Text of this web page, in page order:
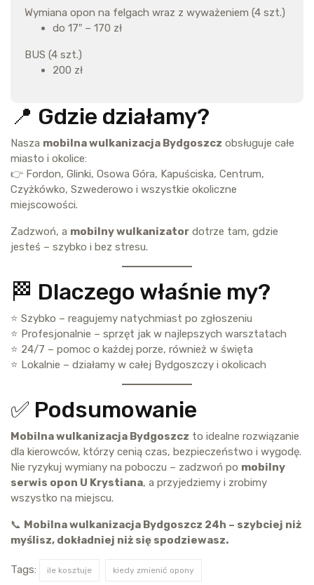
Wymiana opon na felgach wraz z wyważeniem (4 szt.)
do 17″ – 170 zł
BUS (4 szt.)
200 zł
📍 Gdzie działamy?
Nasza mobilna wulkanizacja Bydgoszcz obsługuje całe
miasto i okolice:
👉 Fordon, Glinki, Osowa Góra, Kapuściska, Centrum,
Czyżkówko, Szwederowo i wszystkie okoliczne
miejscowości.
Zadzwoń, a mobilny wulkanizator dotrze tam, gdzie
jesteś – szybko i bez stresu.
🏁 Dlaczego właśnie my?
⭐ Szybko – reagujemy natychmiast po zgłoszeniu
⭐ Profesjonalnie – sprzęt jak w najlepszych warsztatach
⭐ 24/7 – pomoc o każdej porze, również w święta
⭐ Lokalnie – działamy w całej Bydgoszczy i okolicach
✅ Podsumowanie
Mobilna wulkanizacja Bydgoszcz to idealne rozwiązanie
dla kierowców, którzy cenią czas, bezpieczeństwo i wygodę.
Nie ryzykuj wymiany na poboczu – zadzwoń po mobilny
serwis opon U Krystiana, a przyjedziemy i zrobimy
wszystko na miejscu.
📞 Mobilna wulkanizacja Bydgoszcz 24h – szybciej niż
myślisz, dokładniej niż się spodziewasz.
Tags: ile kosztuje kiedy zmienić opony